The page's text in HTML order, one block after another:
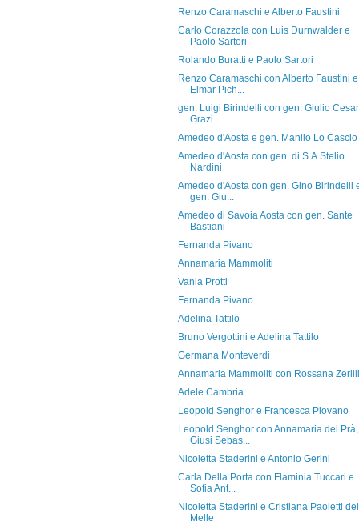
Renzo Caramaschi e Alberto Faustini
Carlo Corazzola con Luis Durnwalder e
Paolo Sartori
Rolando Buratti e Paolo Sartori
Renzo Caramaschi con Alberto Faustini e
Elmar Pich...
gen. Luigi Birindelli con gen. Giulio
Grazi...
Amedeo d'Aosta e gen. Manlio Lo Cascio
Amedeo d'Aosta con gen. di S.A.Stelio
Nardini
Amedeo d'Aosta con gen. Gino Birindelli
gen. Giu...
Amedeo di Savoia Aosta con gen. Sante
Bastiani
Fernanda Pivano
Annamaria Mammoliti
Vania Protti
Fernanda Pivano
Adelina Tattilo
Bruno Vergottini e Adelina Tattilo
Germana Monteverdi
Annamaria Mammoliti con Rossana Zerilli
Adele Cambria
Leopold Senghor e Francesca Piovano
Leopold Senghor con Annamaria del Prà,
Giusi Sebas...
Nicoletta Staderini e Antonio Gerini
Carla Della Porta con Flaminia Tuccari e
Sofia Ant...
Nicoletta Staderini e Cristiana Paoletti del
Melle